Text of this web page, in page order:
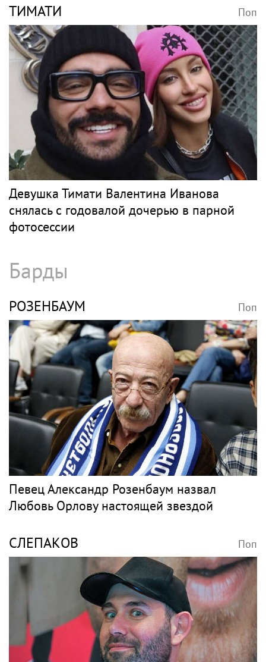
ТИМАТИ Поп
Девушка Тимати Валентина Иванова
снялась с годовалой дочерью в парной
фотосессии
Барды
РОЗЕНБАУМ Поп
Певец Александр Розенбаум назвал
Любовь Орлову настоящей звездой
СЛЕПАКОВ Поп